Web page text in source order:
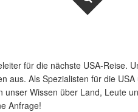
für die nächste USA-Reise.
aus. Als Spezialisten für die
unser Wissen über Land, Leute
Anfrage!